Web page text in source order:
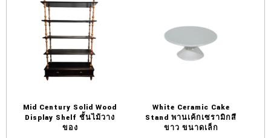
Mid Century Solid Wood
Display Shelf ชั้นไม้วาง
ของ
White Ceramic Cake
Stand พานเค้กเซรามิกสี
ขาว ขนาดเล็ก